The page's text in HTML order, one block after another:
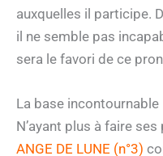
auxquelles il participe.
il ne semble pas
sera le favori de ce
La base incontournable
N’ayant plus à faire
ANGE DE LUNE (n°3)